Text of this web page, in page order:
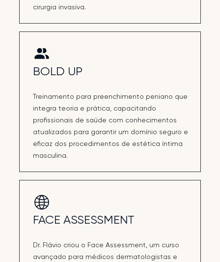
cirurgia invasiva.
BOLD UP
Treinamento para preenchimento peniano que
integra teoria e prática, capacitando
profissionais de saúde com conhecimentos
atualizados para garantir um domínio seguro e
eficaz dos procedimentos de estética íntima
masculina.
FACE ASSESSMENT
Dr. Flávio criou o Face Assessment, um curso
avançado para médicos dermatologistas e